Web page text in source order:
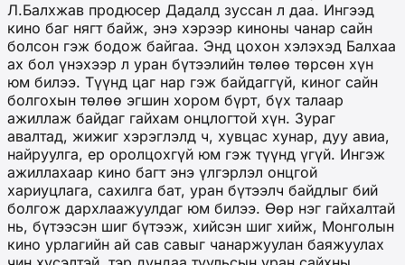
Л.Балхжав продюсер Дадалд зуссан л даа. Ингээд
кино баг нягт байж, энэ хэрээр киноны чанар сайн
болсон гэж бодож байгаа. Энд цохон хэлэхэд Балхаа
ах бол үнэхээр л уран бүтээлийн төлөө төрсөн хүн
юм билээ. Түүнд цаг нар гэж байдаггүй, киног сайн
болгохын төлөө эгшин хором бүрт, бүх талаар
ажиллаж байдаг гайхам онцлогтой хүн. Зураг
авалтад, жижиг хэрэглэлд ч, хувцас хунар, дуу авиа,
найруулга, ер оролцохгүй юм гэж түүнд үгүй. Ингэж
ажиллахаар кино багт энэ үлгэрлэл онцгой
хариуцлага, сахилга бат, уран бүтээлч байдлыг бий
болгож дархлаажуулдаг юм билээ. Өөр нэг гайхалтай
нь, бүтээсэн шиг бүтээж, хийсэн шиг хийж, Монголын
кино урлагийн ай сав савыг чанаржуулан баяжуулах